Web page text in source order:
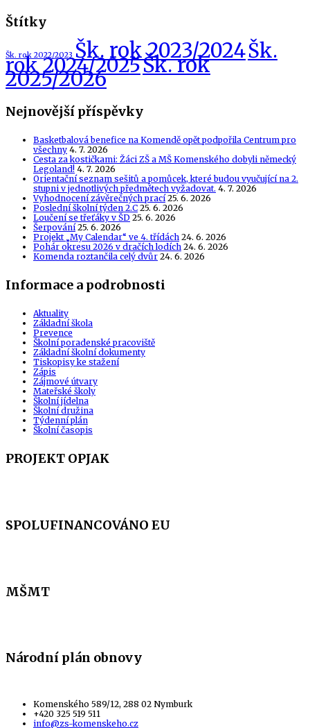
Štítky
Šk. rok 2022/2023 Šk. rok 2023/2024Šk.
rok 2024/2025Šk. rok
2025/2026
Nejnovější příspěvky
Basketbalová benefice na Komendě opět podpořila Centrum pro
všechny 4. 7. 2026
Cesta za kostičkami: Žáci ZŠ a MŠ Komenského dobyli německý
Legoland! 4. 7. 2026
Orientační seznam sešitů a pomůcek, které budou vyučující na 2.
stupni v jednotlivých předmětech vyžadovat. 4. 7. 2026
Vyhodnocení závěrečných prací 25. 6. 2026
Poslední školní týden 2.C 25. 6. 2026
Loučení se třeťáky v ŠD 25. 6. 2026
Šerpování 25. 6. 2026
Projekt „My Calendar“ ve 4. třídách 24. 6. 2026
Pohár okresu 2026 v dračích lodích 24. 6. 2026
Komenda roztančila celý dvůr 24. 6. 2026
Informace a podrobnosti
Aktuality
Základní škola
Prevence
Školní poradenské pracoviště
Základní školní dokumenty
Tiskopisy ke stažení
Zápis
Zájmové útvary
Mateřské školy
Školní jídelna
Školní družina
Týdenní plán
Školní časopis
PROJEKT OPJAK
SPOLUFINANCOVÁNO EU
MŠMT
Národní plán obnovy
Komenského 589/12, 288 02 Nymburk
+420 325 519 511
info@zs-komenskeho.cz